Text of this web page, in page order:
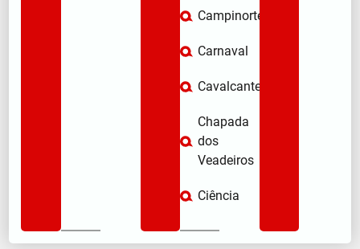
Campinorte
Carnaval
Cavalcante
Chapada
dos
Veadeiros
Ciência